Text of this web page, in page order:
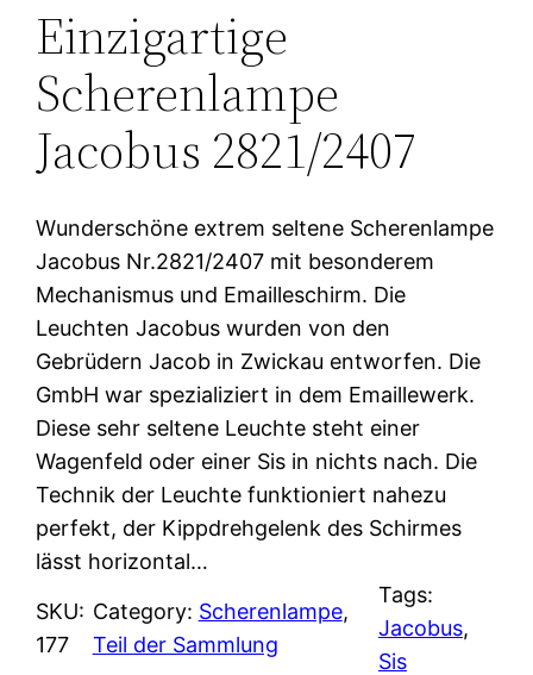
Einzigartige
Scherenlampe
Jacobus 2821/2407
Wunderschöne extrem seltene Scherenlampe
Jacobus Nr.2821/2407 mit besonderem
Mechanismus und Emailleschirm. Die
Leuchten Jacobus wurden von den
Gebrüdern Jacob in Zwickau entworfen. Die
GmbH war spezializiert in dem Emaillewerk.
Diese sehr seltene Leuchte steht einer
Wagenfeld oder einer Sis in nichts nach. Die
Technik der Leuchte funktioniert nahezu
perfekt, der Kippdrehgelenk des Schirmes
lässt horizontal…
SKU:
177
Category: Scherenlampe
Teil der Sammlung
Tags:
Jacobus
Sis